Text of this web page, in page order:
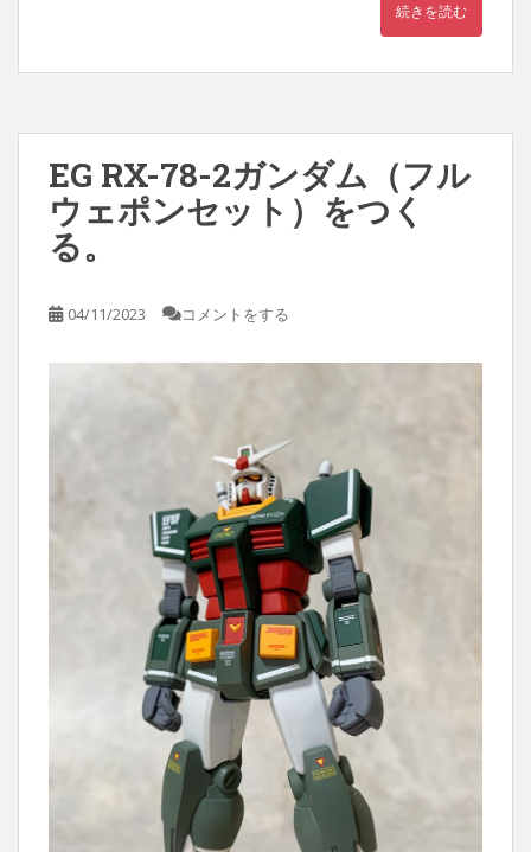
続きを読む
EG RX-78-2ガンダム（フル
ウェポンセット）をつく
る。
04/11/2023 コメントをする